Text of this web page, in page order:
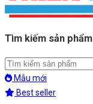
Tìm kiếm sản phẩm
Mẫu mới
Best seller